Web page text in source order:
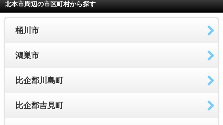
北本市周辺の市区町村から探す
桶川市
鴻巣市
比企郡川島町
比企郡吉見町